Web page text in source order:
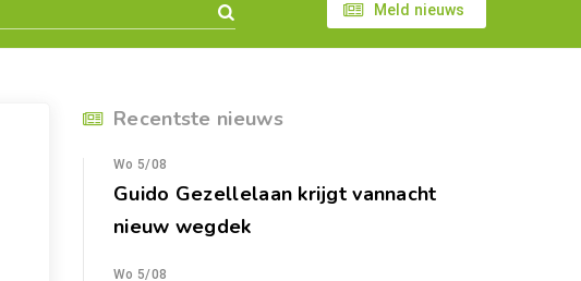
Meld nieuws
Recentste nieuws
Wo 5/08
Guido Gezellelaan krijgt vannacht
nieuw wegdek
Wo 5/08